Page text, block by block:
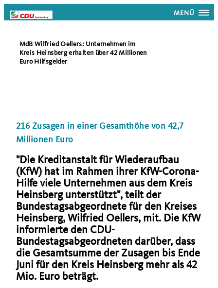
MENÜ
MdB Wilfried Oellers: Unternehmen im
Kreis Heinsberg erhalten über 42 Millionen
Euro Hilfsgelder
216 Zusagen in einer Gesamthöhe von 42,7
Millionen Euro
"Die Kreditanstalt für Wiederaufbau
(KfW) hat im Rahmen ihrer KfW-Corona-
Hilfe viele Unternehmen aus dem Kreis
Heinsberg unterstützt", teilt der
Bundestagsabgeordnete für den Kreises
Heinsberg, Wilfried Oellers, mit. Die KfW
informierte den CDU-
Bundestagsabgeordneten darüber, dass
die Gesamtsumme der Zusagen bis Ende
Juni für den Kreis Heinsberg mehr als 42
Mio. Euro beträgt.